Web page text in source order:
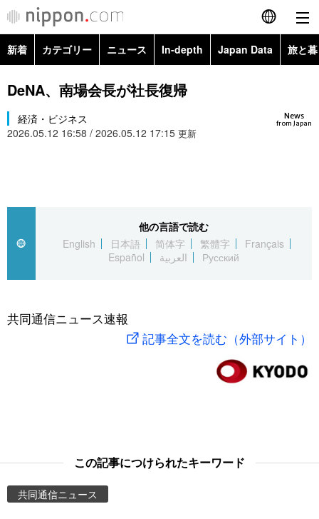
English
カテゴリー
スポーツ・東京2020
Topics
Images
新着 カテゴリー ニュース In-depth Japan Data 旅と
政治・外交
経済・ビジネス Images
DeNA、南場会長が社長復帰
News
from Japan
経済・ビジネス
2026.05.12 16:58 / 2026.05.12 17:15 更新
他の言語で読む
English
日本語 简体字 繁體字
Français
Español
العربية Русский
共同通信ニュース速報
記事全文を読む（外部サイト）
この記事につけられたキーワード
共同通信ニュース